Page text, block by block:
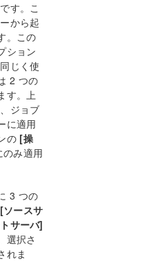
す。こ
から起
。この
ション
じく使
2 つの
す。上
ジョブ
に適用
の [操
のみ適用
3 つの
ソースサ
サーバ]
選択さ
れま